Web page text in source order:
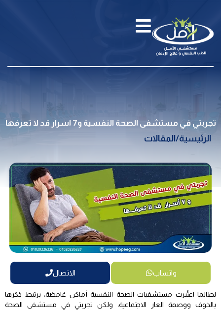
تجربتي في مستشفى الصحة النفسية و7 اسرار قد لا تعرفها
الرئيسية/المقالات
واتساب الاتصال
لطالما اعتُبرت مستشفيات الصحة النفسية أماكن غامضة، يرتبط ذكرها
بالخوف ووصمة العار الاجتماعية، ولكن تجربتي في مستشفى الصحة